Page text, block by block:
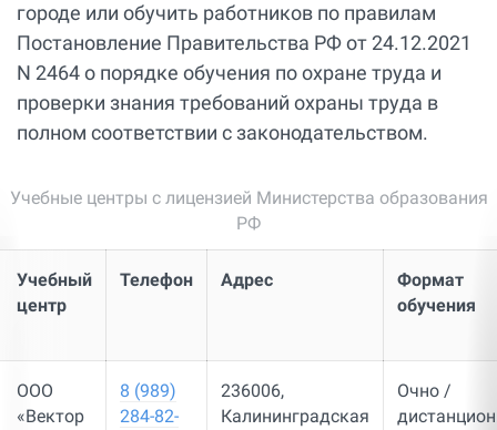
городе или обучить работников по правилам
Постановление Правительства РФ от 24.12.2021
N 2464 о порядке обучения по охране труда и
проверки знания требований охраны труда в
полном соответствии с законодательством.
Учебные центры с лицензией Министерства образования
РФ
Учебный
центр
Телефон Адрес
Формат
обучения
ООО
«Вектор
8 (989)
284-82-
236006,
Калининградская
Очно /